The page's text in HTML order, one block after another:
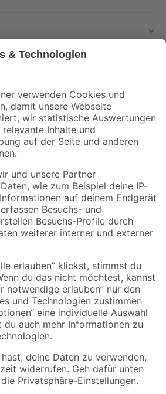
und Aktionen mehr verpassen!
Versandarten
MwSt.. Die dargestellten Angebote sind unter
Die angegebenen Verfügbarkeiten beziehen